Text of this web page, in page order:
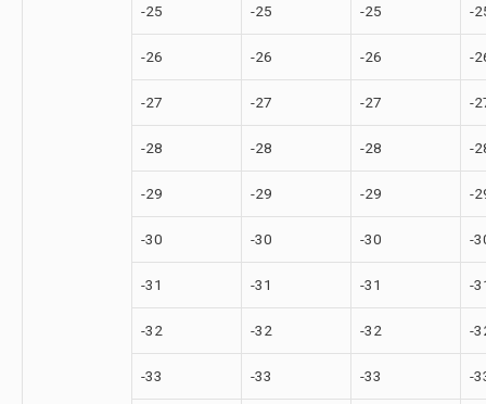
-25 -25 -25 -
-26 -26 -26 -
-27 -27 -27 -
-28 -28 -28 -
-29 -29 -29 -
-30 -30 -30 -
-31 -31 -31 -
-32 -32 -32 -
-33 -33 -33 -